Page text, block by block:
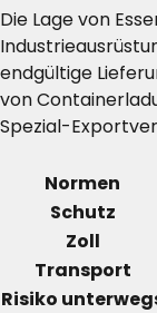
Die Lage von
endgültige
von
Spezial-
Normen
Schutz
Zoll
Transport
Risiko